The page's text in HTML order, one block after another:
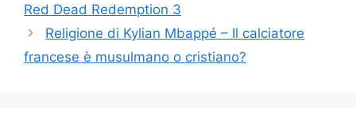
Red Dead Redemption 3
Religione di Kylian Mbappé – Il calciatore
francese è musulmano o cristiano?